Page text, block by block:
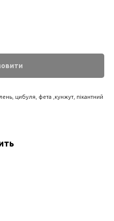
цибуля, фета ,кунжут, пікантний